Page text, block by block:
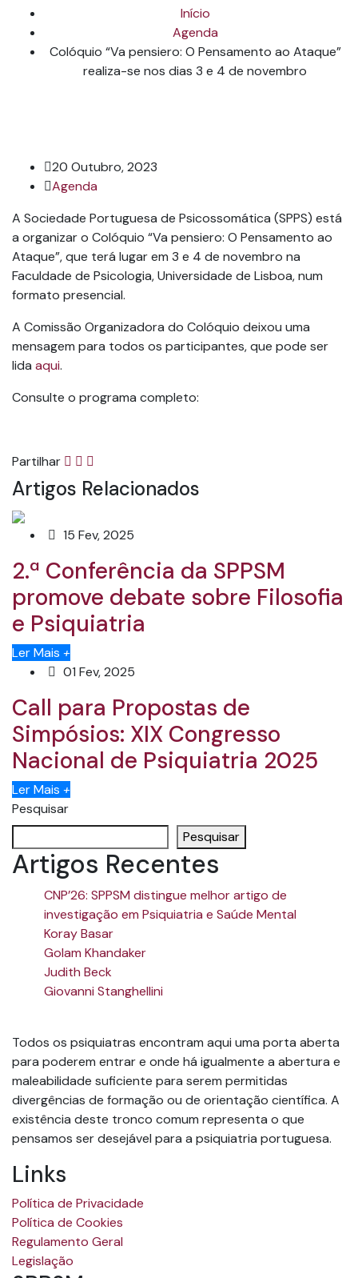
Início
Agenda
Colóquio “Va pensiero: O Pensamento ao Ataque”
realiza-se nos dias 3 e 4 de novembro
20 Outubro, 2023
Agenda
A Sociedade Portuguesa de Psicossomática (SPPS) está
a organizar o Colóquio “Va pensiero: O Pensamento ao
Ataque”, que terá lugar em 3 e 4 de novembro na
Faculdade de Psicologia, Universidade de Lisboa, num
formato presencial.
A Comissão Organizadora do Colóquio deixou uma
mensagem para todos os participantes, que pode ser
lida aqui.
Consulte o programa completo:
Partilhar
Artigos Relacionados
15 Fev, 2025
2.ª Conferência da SPPSM
promove debate sobre Filosofia
e Psiquiatria
Ler Mais +
01 Fev, 2025
Call para Propostas de
Simpósios: XIX Congresso
Nacional de Psiquiatria 2025
Ler Mais +
Pesquisar
Pesquisar
Artigos Recentes
CNP’26: SPPSM distingue melhor artigo de
investigação em Psiquiatria e Saúde Mental
Koray Basar
Golam Khandaker
Judith Beck
Giovanni Stanghellini
Todos os psiquiatras encontram aqui uma porta aberta
para poderem entrar e onde há igualmente a abertura e
maleabilidade suficiente para serem permitidas
divergências de formação ou de orientação científica. A
existência deste tronco comum representa o que
pensamos ser desejável para a psiquiatria portuguesa.
Links
Política de Privacidade
Política de Cookies
Regulamento Geral
Legislação